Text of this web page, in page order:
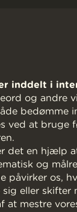
inddelt i
og andre
bedømme
ved at bruge
det en hjælp
og
påvirker os,
eller skifter
mestre